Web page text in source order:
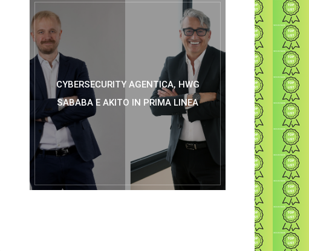
CYBERSECURITY AGENTICA, HWG
SABABA E AKITO IN PRIMA LINEA